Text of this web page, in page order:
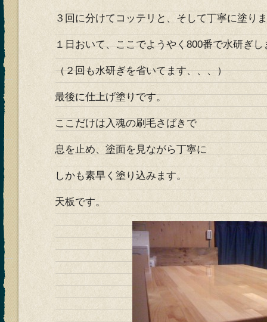
３回に分けてコッテリと、そして丁寧に塗り
１日おいて、ここでようやく800番で水研ぎし
（２回も水研ぎを省いてます、、、）
最後に仕上げ塗りです。
ここだけは入魂の刷毛さばきで
息を止め、塗面を見ながら丁寧に
しかも素早く塗り込みます。
天板です。